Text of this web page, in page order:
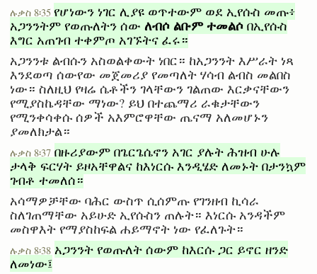
ሉቃስ 8፡35 የሆነውን ነገር ሊያዩ ወጥተውም ወደ ኢየሱስ መጡ፥
አጋንንትም የወጡለትን ሰው ለብሶ ልቡም ተመልሶ በኢየሱስ
እግር አጠገብ ተቀምጦ አገኙትና ፈሩ።
አጋንንቱ ልብሱን አስወልቀውት ነበር። ከአጋንንት እሥራት ነጻ
እንደወጣ ሰውየው መጀመሪያ የመጣለት ሃሳብ ልብስ መልበስ
ነው። ስለዚህ የዛሬ ሴቶችን ገላቸውን ገልጠው እርቃናቸውን
የሚያስኬዳቸው ማነው? ይህ በተጨማሪ ራቁታቸውን
የሚንቀሳቀሱ ሰዎች አእምሮዋቸው ጤናማ አለመሆኑን
ያመለክታል።
ሉቃስ 8፡37 በዙሪያውም በጌርጌሴኖን አገር ያሉት ሕዝብ ሁሉ
ታላቅ ፍርሃት ይዞአቸዋልና ከእነርሱ እንዲሄድ ለመኑት በታንኳም
ገብቶ ተመለሰ።
አሳማዎቻቸው ባሕር ውስጥ ሲሰምጡ የገንዘብ ኪሳራ
ስለገጠማቸው አይሁድ ኢየሱስን ጠሉት። እነርሱ አንዳችም
መስዋእት የማያስከፍል ሐይማኖት ነው የፈለጉት።
ሉቃስ 8፡38 አጋንንት የወጡለት ሰውም ከእርሱ ጋር ይኖር ዘንድ
ለመነው፤